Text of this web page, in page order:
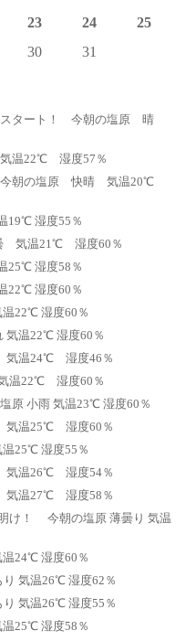
23 24
25
30 31
スタート！ 今朝の塩原 晴
温22℃ 湿度57％
今朝の塩原 快晴 気温20℃
19℃ 湿度55％
気温21℃ 湿度60％
25℃ 湿度58％
22℃ 湿度60％
温22℃ 湿度60％
気温22℃ 湿度60％
気温24℃ 湿度46％
温22℃ 湿度60％
原 小雨 気温23℃ 湿度60％
気温25℃ 湿度60％
温25℃ 湿度55％
気温26℃ 湿度54％
気温27℃ 湿度58％
け！ 今朝の塩原 薄曇り 気温
温24℃ 湿度60％
り 気温26℃ 湿度62％
り 気温26℃ 湿度55％
温25℃ 湿度58％